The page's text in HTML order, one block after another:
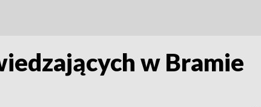
w Bramie